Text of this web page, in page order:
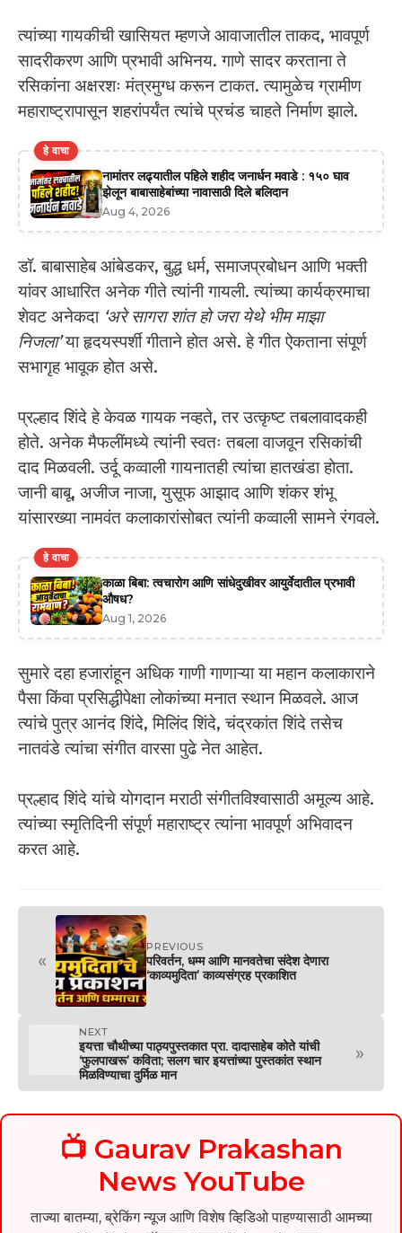
त्यांच्या गायकीची खासियत म्हणजे आवाजातील ताकद, भावपूर्ण
सादरीकरण आणि प्रभावी अभिनय. गाणे सादर करताना ते
रसिकांना अक्षरशः मंत्रमुग्ध करून टाकत. त्यामुळेच ग्रामीण
महाराष्ट्रापासून शहरांपर्यंत त्यांचे प्रचंड चाहते निर्माण झाले.
हे वाचा
नामांतर लढ्यातील पहिले शहीद जनार्धन मवाडे : १५० घाव
झेलून बाबासाहेबांच्या नावासाठी दिले बलिदान
Aug 4, 2026
डॉ. बाबासाहेब आंबेडकर, बुद्ध धर्म, समाजप्रबोधन आणि भक्ती
यांवर आधारित अनेक गीते त्यांनी गायली. त्यांच्या कार्यक्रमाचा
शेवट अनेकदा ‘अरे सागरा शांत हो जरा येथे भीम माझा
निजला’या हृदयस्पर्शी गीताने होत असे. हे गीत ऐकताना संपूर्ण
सभागृह भावूक होत असे.
प्रल्हाद शिंदे हे केवळ गायक नव्हते, तर उत्कृष्ट तबलावादकही
होते. अनेक मैफलींमध्ये त्यांनी स्वतः तबला वाजवून रसिकांची
दाद मिळवली. उर्दू कव्वाली गायनातही त्यांचा हातखंडा होता.
जानी बाबू, अजीज नाजा, युसूफ आझाद आणि शंकर शंभू
यांसारख्या नामवंत कलाकारांसोबत त्यांनी कव्वाली सामने रंगवले.
हे वाचा
काळा बिबा: त्वचारोग आणि सांधेदुखीवर आयुर्वेदातील प्रभावी
औषध?
Aug 1, 2026
सुमारे दहा हजारांहून अधिक गाणी गाणाऱ्या या महान कलाकाराने
पैसा किंवा प्रसिद्धीपेक्षा लोकांच्या मनात स्थान मिळवले. आज
त्यांचे पुत्र आनंद शिंदे, मिलिंद शिंदे, चंद्रकांत शिंदे तसेच
नातवंडे त्यांचा संगीत वारसा पुढे नेत आहेत.
प्रल्हाद शिंदे यांचे योगदान मराठी संगीतविश्वासाठी अमूल्य आहे.
त्यांच्या स्मृतिदिनी संपूर्ण महाराष्ट्र त्यांना भावपूर्ण अभिवादन
करत आहे.
«
PREVIOUS
परिवर्तन, धम्म आणि मानवतेचा संदेश देणारा
‘काव्यमुदिता’ काव्यसंग्रह प्रकाशित
NEXT
इयत्ता चौथीच्या पाठ्यपुस्तकात प्रा. दादासाहेब कोते यांची
‘फुलपाखरू’ कविता; सलग चार इयत्तांच्या पुस्तकांत स्थान
मिळविण्याचा दुर्मिळ मान
»
📺 Gaurav Prakashan
News YouTube
ताज्या बातम्या, ब्रेकिंग न्यूज आणि विशेष व्हिडिओ पाहण्यासाठी आमच्या